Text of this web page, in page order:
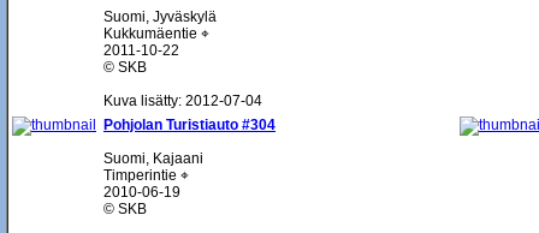
Suomi, Jyväskylä
Kukkumäentie ⌖
2011-10-22
© SKB
Kuva lisätty: 2012-07-04
Pohjolan Turistiauto #304
Suomi, Kajaani
Timperintie ⌖
2010-06-19
© SKB